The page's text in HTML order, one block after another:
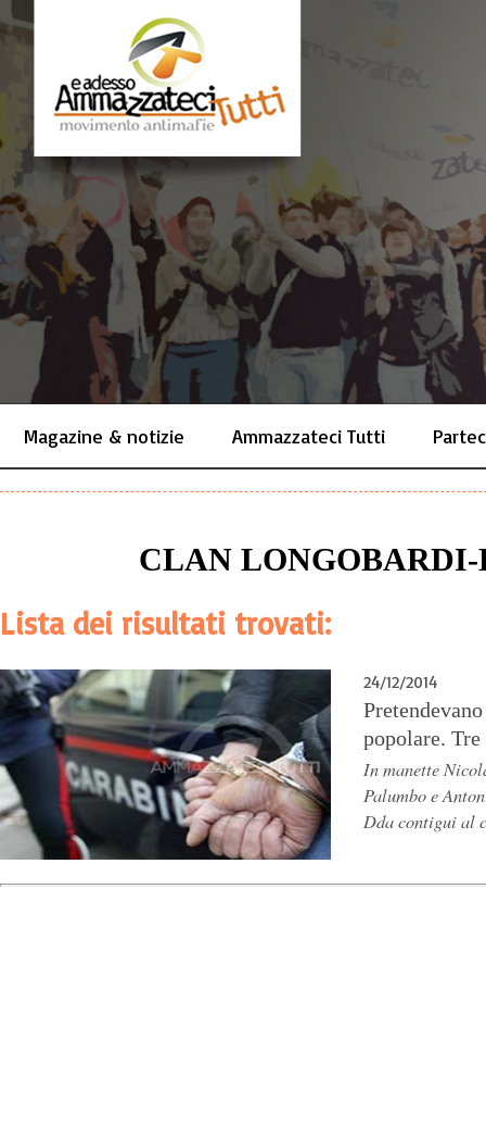
Magazine & notizie Ammazzateci Tutti
CLAN LONGOBARDI-
Lista dei risultati trovati:
24/12/2014
popolare.
In manette
Palumbo e
Dda contigui al